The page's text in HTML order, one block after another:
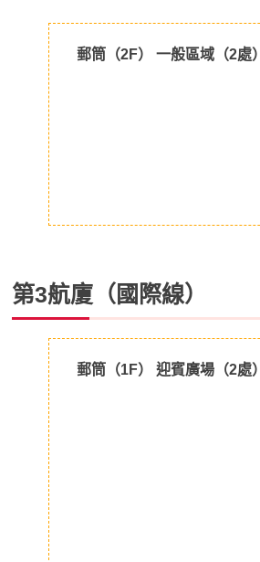
郵筒（2F） 一般區域（2處）
第3航廈（國際線）
郵筒（1F） 迎賓廣場（2處）